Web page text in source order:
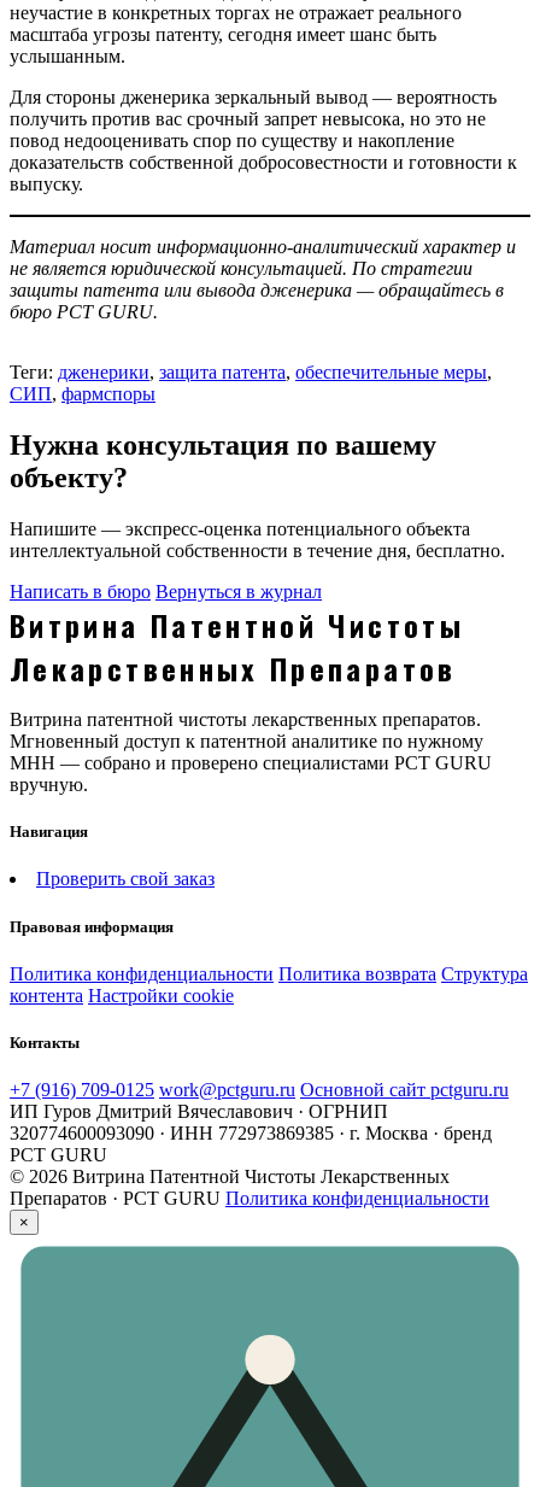
неучастие в конкретных торгах не отражает реального
масштаба угрозы патенту, сегодня имеет шанс быть
услышанным.
Для стороны дженерика зеркальный вывод — вероятность
получить против вас срочный запрет невысока, но это не
повод недооценивать спор по существу и накопление
доказательств собственной добросовестности и готовности к
выпуску.
Материал носит информационно-аналитический характер и
не является юридической консультацией. По стратегии
защиты патента или вывода дженерика — обращайтесь в
бюро PCT GURU.
Теги: дженерики, защита патента, обеспечительные меры,
СИП, фармспоры
Нужна консультация по вашему
объекту?
Напишите — экспресс-оценка потенциального объекта
интеллектуальной собственности в течение дня, бесплатно.
Написать в бюро Вернуться в журнал
Витрина Патентной Чистоты
Лекарственных Препаратов
Витрина патентной чистоты лекарственных препаратов.
Мгновенный доступ к патентной аналитике по нужному
МНН — собрано и проверено специалистами PCT GURU
вручную.
Навигация
Проверить свой заказ
Правовая информация
Политика конфиденциальности Политика возврата Структура
контента Настройки cookie
Контакты
+7 (916) 709-0125 work@pctguru.ru Основной сайт pctguru.ru
ИП Гуров Дмитрий Вячеславович · ОГРНИП
320774600093090 · ИНН 772973869385 · г. Москва · бренд
PCT GURU
© 2026 Витрина Патентной Чистоты Лекарственных
Препаратов · PCT GURU Политика конфиденциальности
×